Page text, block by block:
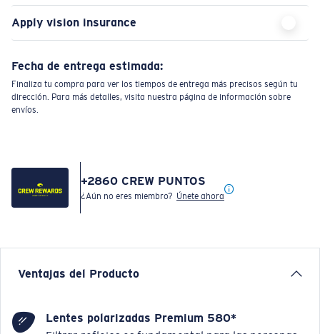
Apply vision insurance
Fecha de entrega estimada:
Finaliza tu compra para ver los tiempos de entrega más precisos según tu
dirección. Para más detalles, visita nuestra página de información sobre
envíos.
+2860 CREW PUNTOS
¿Aún no eres miembro? Únete ahora
Ventajas del Producto
Lentes polarizadas Premium 580*